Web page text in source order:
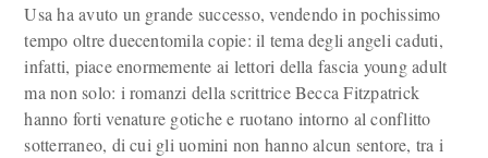
Usa ha avuto un grande successo, vendendo in pochissimo
tempo oltre duecentomila copie: il tema degli angeli caduti,
infatti, piace enormemente ai lettori della fascia young adult
ma non solo: i romanzi della scrittrice Becca Fitzpatrick
hanno forti venature gotiche e ruotano intorno al conflitto
sotterraneo, di cui gli uomini non hanno alcun sentore, tra i